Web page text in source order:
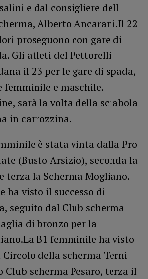
e dal consigliere dell
Alberto Ancarani.Il 22
proseguono con gare di
Gli atleti del Pettorelli
il 23 per le gare di spada,
femminile e maschile.
sarà la volta della sciabola
in carrozzina.
è stata vinta dalla Pro
(Busto Arsizio), seconda la
terza la Scherma Mogliano.
ha visto il successo di
seguito dal Club scherma
di bronzo per la
B1 femminile ha visto
Circolo della scherma Terni
Club scherma Pesaro, terza il